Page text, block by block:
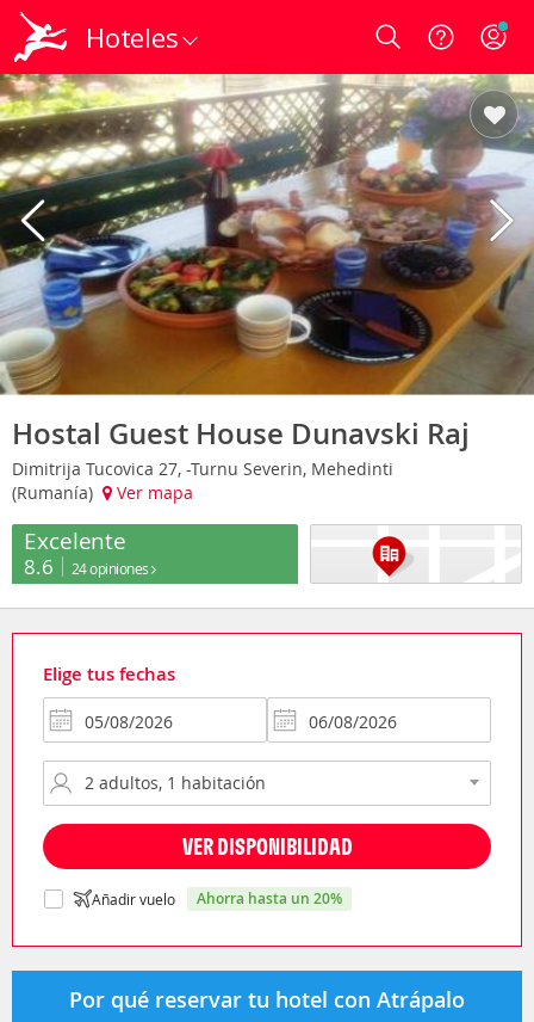
Hoteles Login
Hostal Guest House Dunavski Raj
Dimitrija Tucovica 27, -Turnu Severin, Mehedinti
(Rumanía)
Ver mapa
Excelente
8.6 24 opiniones
Elige tus fechas
VER DISPONIBILIDAD
Añadir vuelo ahorra hasta un 20%
Por qué reservar tu hotel con Atrápalo